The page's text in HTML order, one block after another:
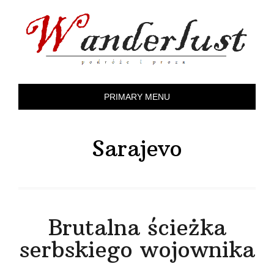
PRIMARY MENU
Sarajevo
Brutalna ścieżka
serbskiego wojownika